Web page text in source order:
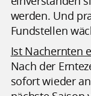
werden. Und
Fundstellen
Ist Nachernten
Nach der
sofort wieder